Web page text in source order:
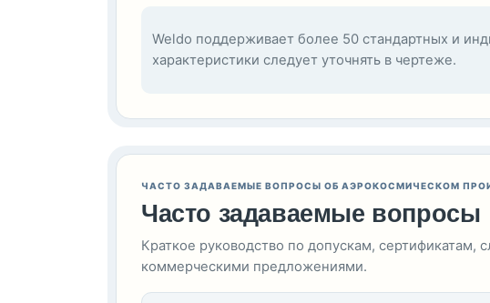
Weldo поддерживает более 50 стандартных и
характеристики следует уточнять в чертеже.
ЧАСТО ЗАДАВАЕМЫЕ ВОПРОСЫ ОБ АЭРОКОСМИЧЕСКОМ
Часто задаваемые вопросы
Краткое руководство по допускам,
коммерческими предложениями.